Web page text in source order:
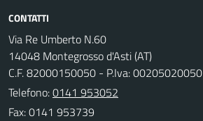
CONTATTI
Via Re Umberto N.60
14048 Montegrosso d'Asti (AT)
C.F. 82000150050 - P.Iva: 00205020050
Telefono:0141 953052
Fax: 0141 953739